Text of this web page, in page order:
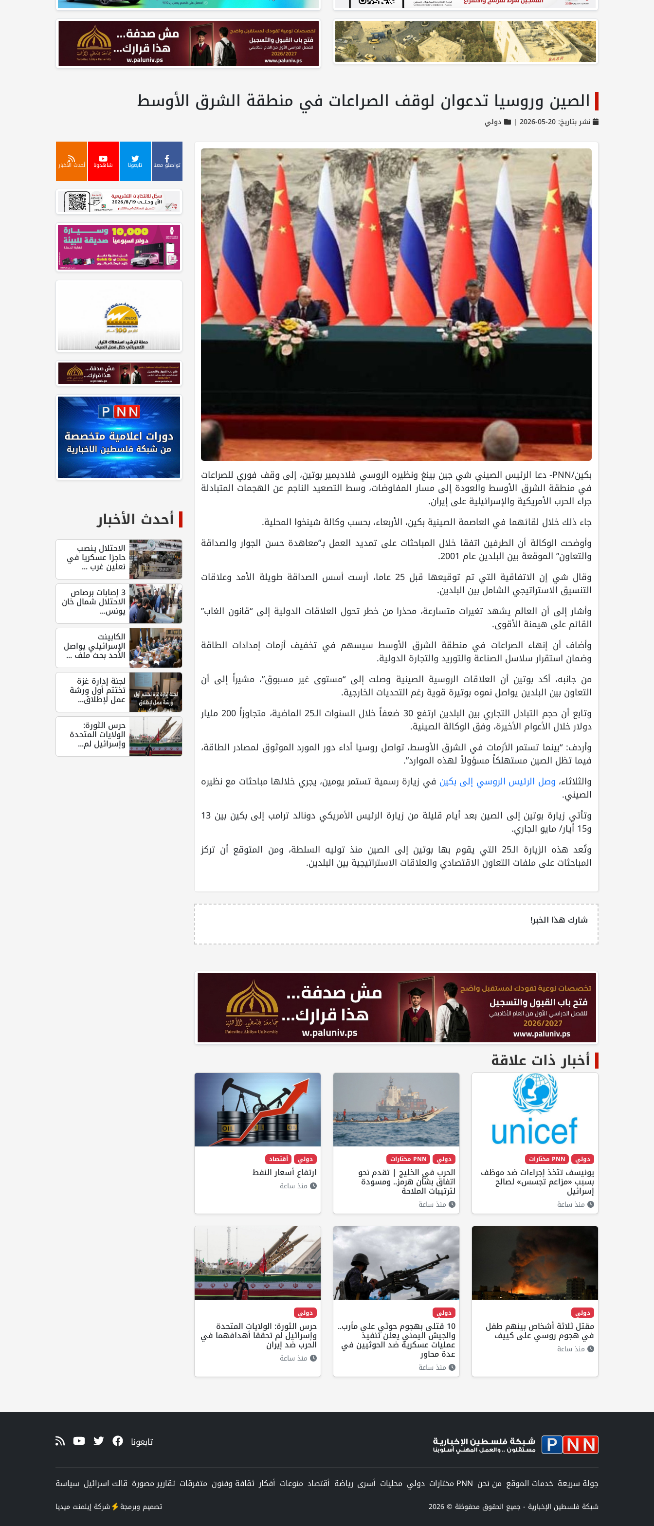
الصين وروسيا تدعوان لوقف الصراعات في منطقة الشرق الأوسط
نشر بتاريخ: 20-05-2026 | دولي
بكين/PNN- دعا الرئيس الصيني شي جين بينغ ونظيره الروسي فلاديمير بوتين، إلى وقف فوري للصراعات
في منطقة الشرق الأوسط والعودة إلى مسار المفاوضات، وسط التصعيد الناجم عن الهجمات المتبادلة
جراء الحرب الأمريكية والإسرائيلية على إيران.
جاء ذلك خلال لقائهما في العاصمة الصينية بكين، الأربعاء، بحسب وكالة شينخوا المحلية.
وأوضحت الوكالة أن الطرفين اتفقا خلال المباحثات على تمديد العمل بـ”معاهدة حسن الجوار والصداقة
والتعاون” الموقعة بين البلدين عام 2001.
وقال شي إن الاتفاقية التي تم توقيعها قبل 25 عاما، أرست أسس الصداقة طويلة الأمد وعلاقات
التنسيق الاستراتيجي الشامل بين البلدين.
وأشار إلى أن العالم يشهد تغيرات متسارعة، محذرا من خطر تحول العلاقات الدولية إلى “قانون الغاب”
القائم على هيمنة الأقوى.
وأضاف أن إنهاء الصراعات في منطقة الشرق الأوسط سيسهم في تخفيف أزمات إمدادات الطاقة
وضمان استقرار سلاسل الصناعة والتوريد والتجارة الدولية.
من جانبه، أكد بوتين أن العلاقات الروسية الصينية وصلت إلى “مستوى غير مسبوق”، مشيراً إلى أن
التعاون بين البلدين يواصل نموه بوتيرة قوية رغم التحديات الخارجية.
وتابع أن حجم التبادل التجاري بين البلدين ارتفع 30 ضعفاً خلال السنوات الـ25 الماضية، متجاوزاً 200 مليار
دولار خلال الأعوام الأخيرة، وفق الوكالة الصينية.
وأردف: “بينما تستمر الأزمات في الشرق الأوسط، تواصل روسيا أداء دور المورد الموثوق لمصادر الطاقة،
فيما تظل الصين مستهلكاً مسؤولاً لهذه الموارد”.
والثلاثاء، وصل الرئيس الروسي إلى بكين في زيارة رسمية تستمر يومين، يجري خلالها مباحثات مع نظيره
الصيني.
وتأتي زيارة بوتين إلى الصين بعد أيام قليلة من زيارة الرئيس الأمريكي دونالد ترامب إلى بكين بين 13
و15 أيار/ مايو الجاري.
وتُعد هذه الزيارة الـ25 التي يقوم بها بوتين إلى الصين منذ توليه السلطة، ومن المتوقع أن تركز
المباحثات على ملفات التعاون الاقتصادي والعلاقات الاستراتيجية بين البلدين.
شارك هذا الخبر!
أخبار ذات علاقة
دولي PNN مختارات
يونيسف تتخذ إجراءات ضد موظف
بسبب «مزاعم تجسس» لصالح
إسرائيل
منذ ساعة
دولي PNN مختارات
الحرب في الخليج | تقدم نحو
اتفاق بشأن هرمز.. ومسودة
لترتيبات الملاحة
منذ ساعة
دولي أقتصاد
ارتفاع أسعار النفط
منذ ساعة
دولي
مقتل ثلاثة أشخاص بينهم طفل
في هجوم روسي على كييف
منذ ساعة
دولي
10 قتلى بهجوم حوثي على مأرب..
والجيش اليمني يعلن تنفيذ
عمليات عسكرية ضد الحوثيين في
عدة محاور
منذ ساعة
دولي
حرس الثورة: الولايات المتحدة
وإسرائيل لم تحققا أهدافهما في
الحرب ضد إيران
منذ ساعة
تواصلو معنا تابعونا شاهدونا أحدث الأخبار
أحدث الأخبار
الاحتلال ينصب
حاجزا عسكريا في
نعلين غرب ...
3 إصابات برصاص
الاحتلال شمال خان
يونس...
الكابينت
الإسرائيلي يواصل
الأحد بحث ملف ...
لجنة إدارة غزة
تختتم أول ورشة
عمل لإطلاق...
حرس الثورة:
الولايات المتحدة
وإسرائيل لم...
تابعونا
جولة سريعة خدمات الموقع من نحن PNN مختارات دولي محليات أسرى رياضة أقتصاد منوعات أفكار ثقافة وفنون متفرقات تقارير مصورة قالت اسرائيل سياسة
شبكة فلسطين الإخبارية - جميع الحقوق محفوظة © 2026 تصميم وبرمجة شركة إيلمنت ميديا